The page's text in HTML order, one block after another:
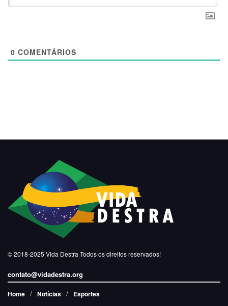
0 COMENTÁRIOS
© 2018-2025 Vida Destra Todos os direitos reservados!
contato@vidadestra.org
Home Notícias Esportes